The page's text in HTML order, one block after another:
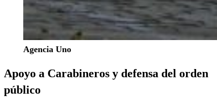
Agencia Uno
Apoyo a Carabineros y defensa del orden
público